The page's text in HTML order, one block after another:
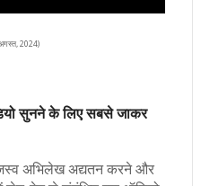
2024)
सुनने के लिए सबसे जाकर
अभिलेख अद्यतन करने और